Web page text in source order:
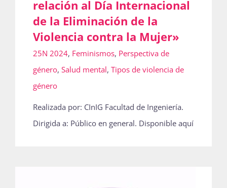
relación al Día Internacional
de la Eliminación de la
Violencia contra la Mujer»
25N 2024, Feminismos, Perspectiva de
género, Salud mental, Tipos de violencia de
género
Realizada por: CInIG Facultad de Ingeniería.
Dirigida a: Público en general. Disponible aquí